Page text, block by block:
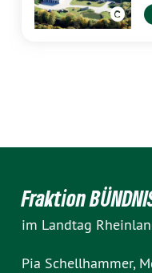
Fraktion
im Landtag
Pia Schellhammer,